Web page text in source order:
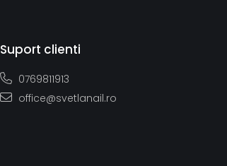
Suport clienti
0769811913
office@svetlanail.ro